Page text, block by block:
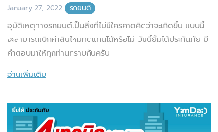
January 27, 2022 รถยนต์
อุบัติเหตุทางรถยนต์เป็นสิ่งที่ไม่มีใครคาดคิดว่าจะเกิดขึ้น แบบนี้
จะสามารถเบิกค่าสินไหมทดแทนได้หรือไม่ วันนี้ยิ้มได้ประกันภัย มี
คำตอบมาให้ทุกท่านทราบกันครับ
อ่านเพิ่มเติม